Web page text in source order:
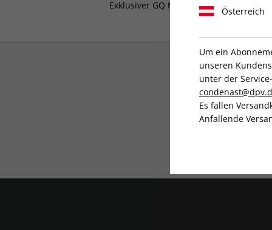
Exklusiver GQ Merch Artikel aus den
Österreich
Um ein
unseren
unter der
Es fallen
Anfallende